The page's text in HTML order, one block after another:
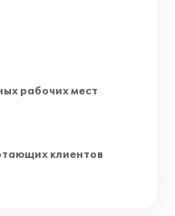
рабочих мест
клиентов